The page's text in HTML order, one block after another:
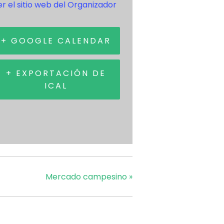
el sitio web del Organizador
+ GOOGLE CALENDAR
+ EXPORTACIÓN DE
ICAL
Mercado campesino »